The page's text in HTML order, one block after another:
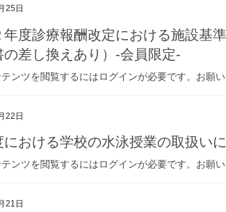
25日
年度診療報酬改定における施設基
の差し換えあり）-会員限定-
テンツを閲覧するにはログインが必要です。お願
22日
における学校の水泳授業の取扱い
ンツを閲覧するにはログインが必要です。お願
21日